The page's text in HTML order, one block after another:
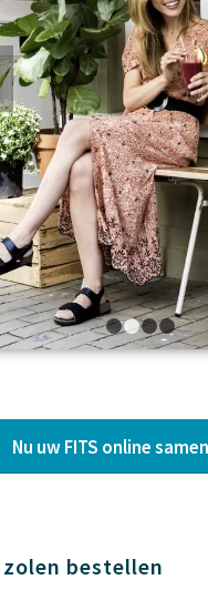
Nu uw FITS online
bestellen